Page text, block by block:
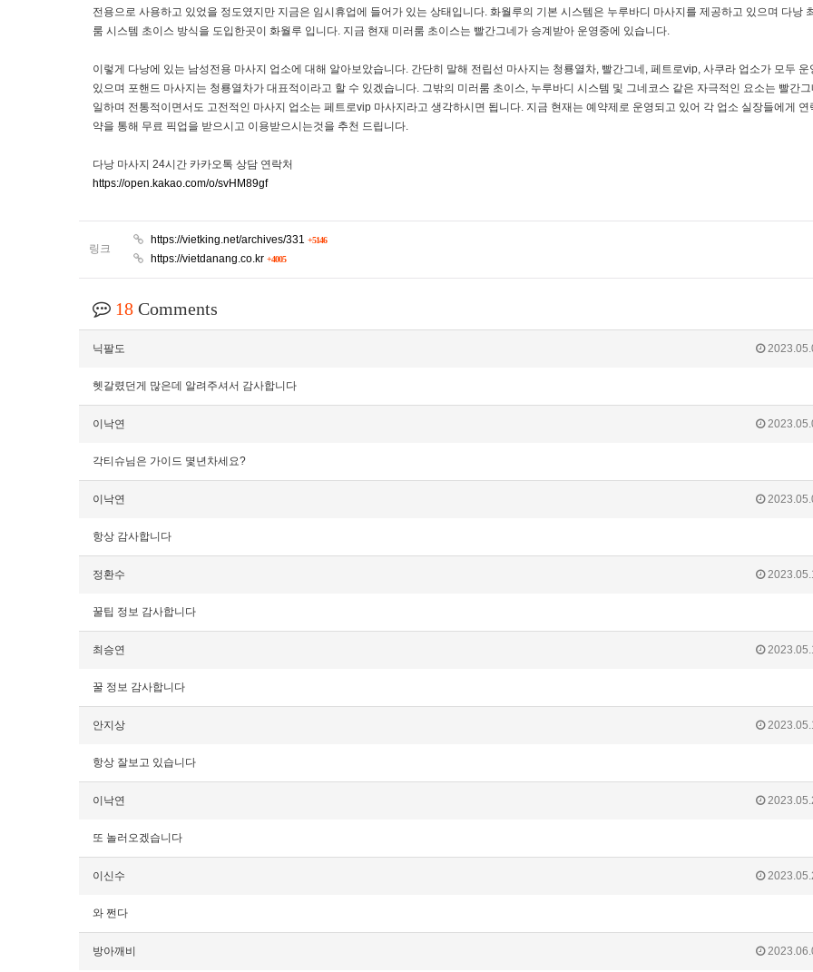
전용으로 사용하고 있었을 정도였지만 지금은 임시휴업에 들어가 있는 상태입니다. 화월루의 기본 시스템은 누루바디 마사지를 제공하고 있으며 다낭
룸 시스템 초이스 방식을 도입한곳이 화월루 입니다. 지금 현재 미러룸 초이스는 빨간그네가 승계받아 운영중에 있습니다.
이렇게 다낭에 있는 남성전용 마사지 업소에 대해 알아보았습니다. 간단히 말해 전립선 마사지는 청룡열차, 빨간그네, 페트로vip, 사쿠라 업소가 모두 운
있으며 포핸드 마사지는 청룡열차가 대표적이라고 할 수 있겠습니다. 그밖의 미러룸 초이스, 누루바디 시스템 및 그네코스 같은 자극적인 요소는 빨간그
일하며 전통적이면서도 고전적인 마사지 업소는 페트로vip 마사지라고 생각하시면 됩니다. 지금 현재는 예약제로 운영되고 있어 각 업소 실장들에게 연
약을 통해 무료 픽업을 받으시고 이용받으시는것을 추천 드립니다.
다낭 마사지 24시간 카카오톡 상담 연락처
https://open.kakao.com/o/svHM89gf
링크
https://vietking.net/archives/331 +5146
https://vietdanang.co.kr +4005
18 Comments
닉팔도
헷갈렸던게 많은데 알려주셔서 감사합니다
이낙연
각티슈님은 가이드 몇년차세요?
이낙연
항상 감사합니다
정환수
꿀팁 정보 감사합니다
최승연
꿀 정보 감사합니다
안지상
항상 잘보고 있습니다
이낙연
또 놀러오겠습니다
이신수
와 쩐다
방아깨비